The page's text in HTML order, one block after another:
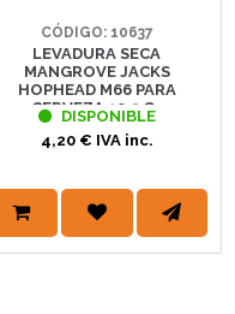
CÓDIGO: 10637
LEVADURA SECA
MANGROVE JACKS
HOPHEAD M66 PARA
CERVEZA 10,5 G .
DISPONIBLE
4,20 € IVA inc.